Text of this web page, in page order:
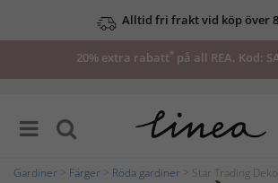
Alltid fri frakt vid köp över
20% extra rabatt*på all REA. Kod:
Gardiner Färger Röda gardiner > Star Trading